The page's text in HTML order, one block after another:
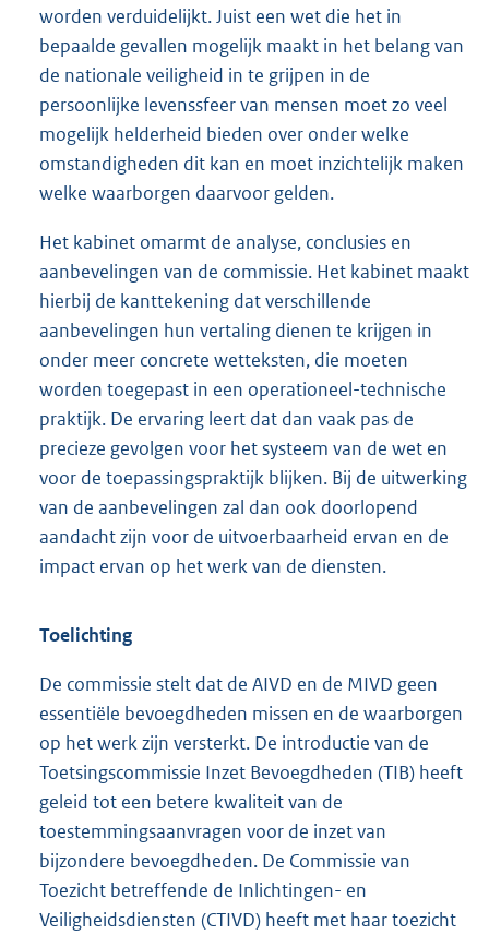
worden verduidelijkt. Juist een wet die het in
bepaalde gevallen mogelijk maakt in het belang van
de nationale veiligheid in te grijpen in de
persoonlijke levenssfeer van mensen moet zo veel
mogelijk helderheid bieden over onder welke
omstandigheden dit kan en moet inzichtelijk maken
welke waarborgen daarvoor gelden.
Het kabinet omarmt de analyse, conclusies en
aanbevelingen van de commissie. Het kabinet maakt
hierbij de kanttekening dat verschillende
aanbevelingen hun vertaling dienen te krijgen in
onder meer concrete wetteksten, die moeten
worden toegepast in een operationeel-technische
praktijk. De ervaring leert dat dan vaak pas de
precieze gevolgen voor het systeem van de wet en
voor de toepassingspraktijk blijken. Bij de uitwerking
van de aanbevelingen zal dan ook doorlopend
aandacht zijn voor de uitvoerbaarheid ervan en de
impact ervan op het werk van de diensten.
Toelichting
De commissie stelt dat de AIVD en de MIVD geen
essentiële bevoegdheden missen en de waarborgen
op het werk zijn versterkt. De introductie van de
Toetsingscommissie Inzet Bevoegdheden (TIB) heeft
geleid tot een betere kwaliteit van de
toestemmingsaanvragen voor de inzet van
bijzondere bevoegdheden. De Commissie van
Toezicht betreffende de Inlichtingen- en
Veiligheidsdiensten (CTIVD) heeft met haar toezicht